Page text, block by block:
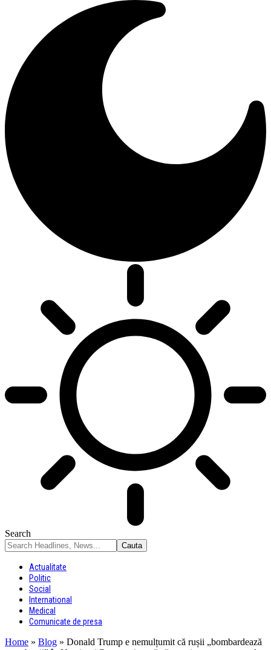
Search
Actualitate
Politic
Social
International
Medical
Comunicate de presa
Home » Blog » Donald Trump e nemulțumit că rușii „bombardează